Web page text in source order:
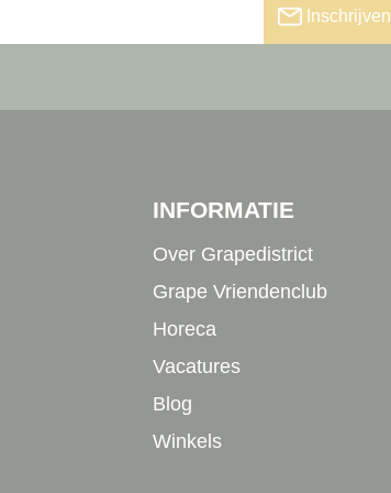
Inschrijven
INFORMATIE
Over Grapedistrict
Grape Vriendenclub
Horeca
Vacatures
Blog
Winkels